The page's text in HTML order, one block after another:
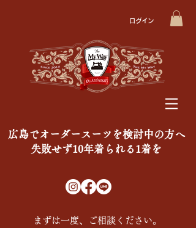
ログイン
広島でオーダースーツを検討中の方へ
​失敗せず10年着られる1着を
まずは一度、ご相談ください。